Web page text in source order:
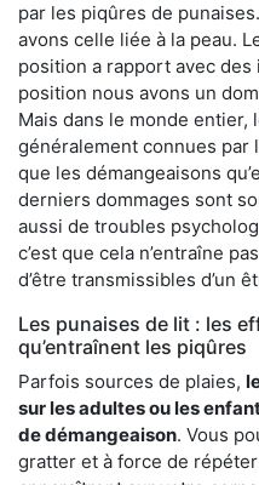
par les piqûres de
avons celle liée à la peau.
position a rapport avec
position nous avons un
Mais dans le monde entier,
généralement connues par
que les démangeaisons
derniers dommages sont
aussi de troubles
c’est que cela n’entraîne
d’être transmissibles d’un
Les punaises de lit : les
qu’entraînent les piqûres
Parfois sources de plaies,
sur les adultes ou les
de démangeaison. Vous
gratter et à force de